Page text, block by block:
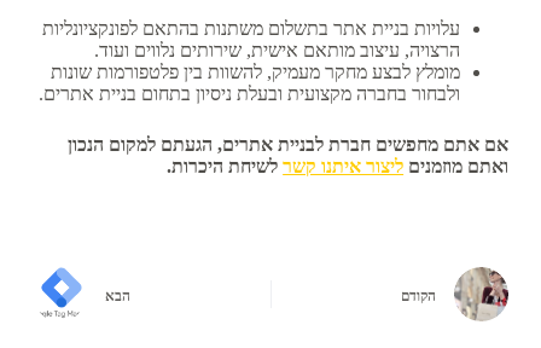
עלויות בניית אתר בתשלום משתנות בהתאם לפונקציונליות
הרצויה, עיצוב מותאם אישית, שירותים נלווים ועוד.
מומלץ לבצע מחקר מעמיק, להשוות בין פלטפורמות שונות
ולבחור בחברה מקצועית ובעלת ניסיון בתחום בניית אתרים.
אם אתם מחפשים חברת לבניית אתרים, הגעתם למקום הנכון
ואתם מוזמנים ליצור איתנו קשרלשיחת היכרות.
הקודם הבא